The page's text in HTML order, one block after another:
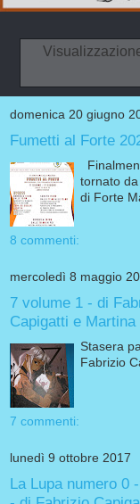
domenica 20 giugno
Fumetti al Forte
tornato
di Forte
8 commenti:
mercoledì 8 maggio
7 volume 1 - di
Capigatti e Martina
Stasera
Fabrizio
7 commenti:
lunedì 9 ottobre 2017
La Lupa numero 0